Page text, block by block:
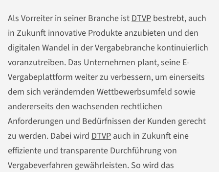
Als Vorreiter in seiner Branche ist DTVP bestrebt, auch
in Zukunft innovative Produkte anzubieten und den
digitalen Wandel in der Vergabebranche kontinuierlich
voranzutreiben. Das Unternehmen plant, seine E-
Vergabeplattform weiter zu verbessern, um einerseits
dem sich verändernden Wettbewerbsumfeld sowie
andererseits den wachsenden rechtlichen
Anforderungen und Bedürfnissen der Kunden gerecht
zu werden. Dabei wird DTVP auch in Zukunft eine
effiziente und transparente Durchführung von
Vergabeverfahren gewährleisten. So wird das